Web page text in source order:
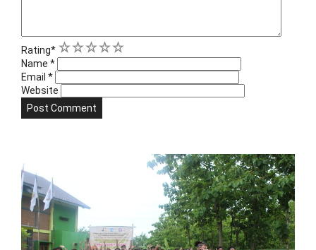
Rating* 5
4
3
2
1
Name *
Email *
Website